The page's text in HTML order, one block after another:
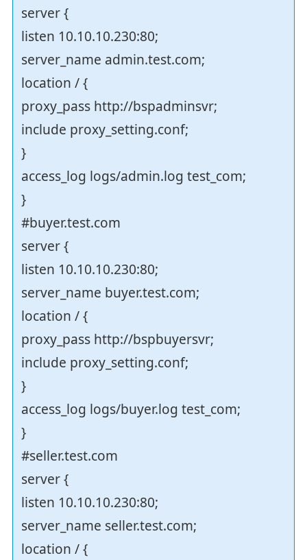
server {
listen 10.10.10.230:80;
server_name admin.test.com;
location / {
proxy_pass http://bspadminsvr;
include proxy_setting.conf;
}
access_log logs/admin.log test_com;
}
#buyer.test.com
server {
listen 10.10.10.230:80;
server_name buyer.test.com;
location / {
proxy_pass http://bspbuyersvr;
include proxy_setting.conf;
}
access_log logs/buyer.log test_com;
}
#seller.test.com
server {
listen 10.10.10.230:80;
server_name seller.test.com;
location / {